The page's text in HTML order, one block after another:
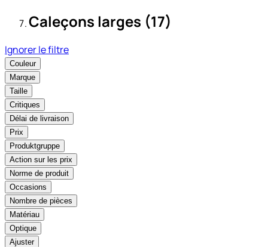
Caleçons larges (17)
Ignorer le filtre
Couleur
Marque
Taille
Critiques
Délai de livraison
Prix
Produktgruppe
Action sur les prix
Norme de produit
Occasions
Nombre de pièces
Matériau
Optique
Ajuster